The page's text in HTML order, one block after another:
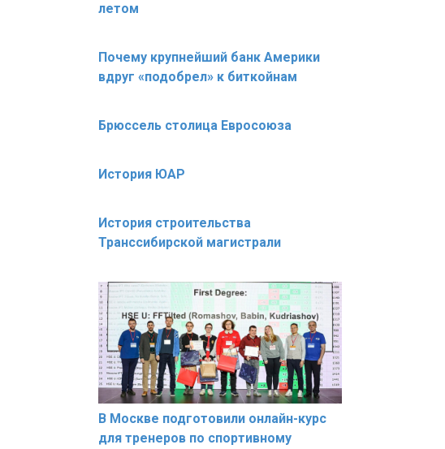
летом
Почему крупнейший банк Америки
вдруг «подобрел» к биткойнам
Брюссель столица Евросоюза
История ЮАР
История строительства
Транссибирской магистрали
В Москве подготовили онлайн-курс
для тренеров по спортивному